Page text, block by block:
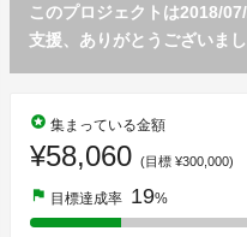
このプロジェクトは2018/
支援、ありがとうございまし
stars 集まっている金額
¥58,060 (目標 ¥300,000)
flag 目標達成率 19%